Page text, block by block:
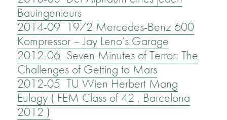
Bauingenieurs
2014-09 1972 Mercedes-Benz 600
Kompressor – Jay Leno’s Garage
2012-06 Seven Minutes of Terror: The
Challenges of Getting to Mars
2012-05 TU Wien Herbert Mang
Eulogy ( FEM Class of 42 , Barcelona
2012 )